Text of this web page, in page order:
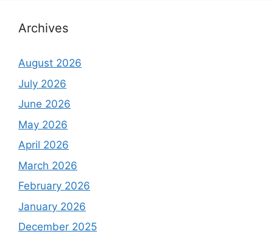
Archives
August 2026
July 2026
June 2026
May 2026
April 2026
March 2026
February 2026
January 2026
December 2025